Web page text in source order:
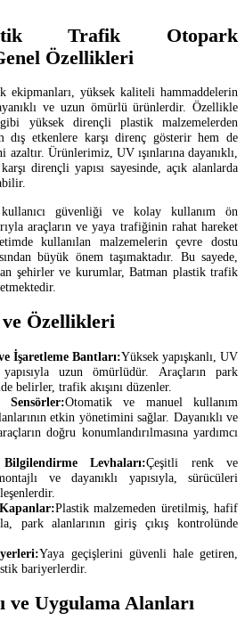
Trafik Otopark
Özellikleri
ekipmanları, yüksek kaliteli hammaddelerin
ve uzun ömürlü ürünlerdir. Özellikle
yüksek dirençli plastik malzemelerden
dış etkenlere karşı direnç gösterir hem de
azaltır. Ürünlerimiz, UV ışınlarına dayanıklı,
dirençli yapısı sayesinde, açık alanlarda
kullanıcı güvenliği ve kolay kullanım ön
araçların ve yaya trafiğinin rahat hareket
kullanılan malzemelerin çevre dostu
büyük önem taşımaktadır. Bu sayede,
şehirler ve kurumlar, Batman plastik trafik
Özellikleri
İşaretleme Bantları:Yüksek yapışkanlı, UV
uzun ömürlüdür. Araçların park
belirler, trafik akışını düzenler.
Otomatik ve manuel kullanım
etkin yönetimini sağlar. Dayanıklı ve
doğru konumlandırılmasına yardımcı
Levhaları:Çeşitli renk ve
ve dayanıklı yapısıyla, sürücüleri
Plastik malzemeden üretilmiş, hafif
park alanlarının giriş çıkış kontrolünde
Yaya geçişlerini güvenli hale getiren,
bariyerlerdir.
ve Uygulama Alanları